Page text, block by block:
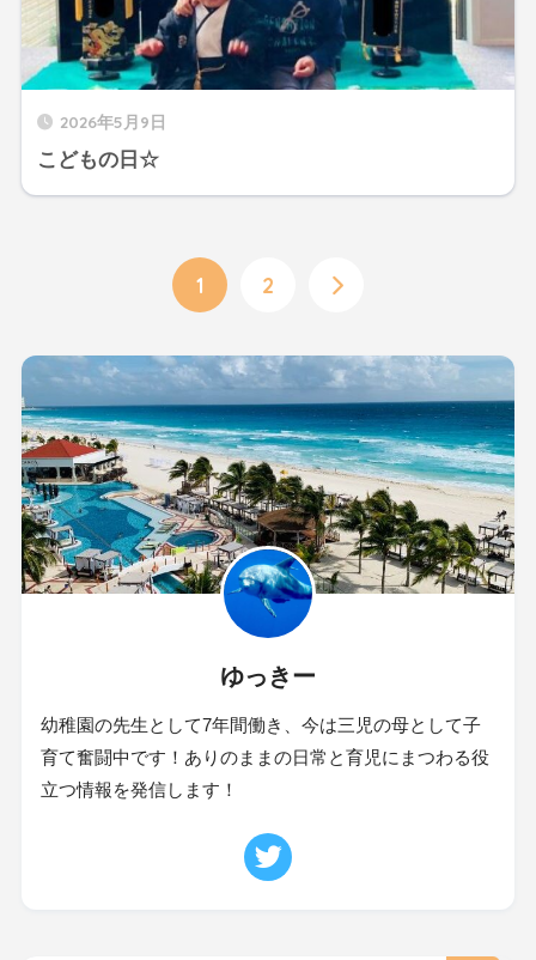
2026年5月9日
こどもの日☆
1 2
ゆっきー
幼稚園の先生として7年間働き、今は三児の母として子
育て奮闘中です！ありのままの日常と育児にまつわる役
立つ情報を発信します！